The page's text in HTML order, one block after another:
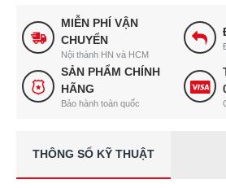
MIỄN PHÍ VẬN
CHUYỂN
Nội thành HN và HCM
SẢN PHẨM CHÍNH
HÃNG
Bảo hành toàn quốc
THÔNG SỐ KỸ THUẬT